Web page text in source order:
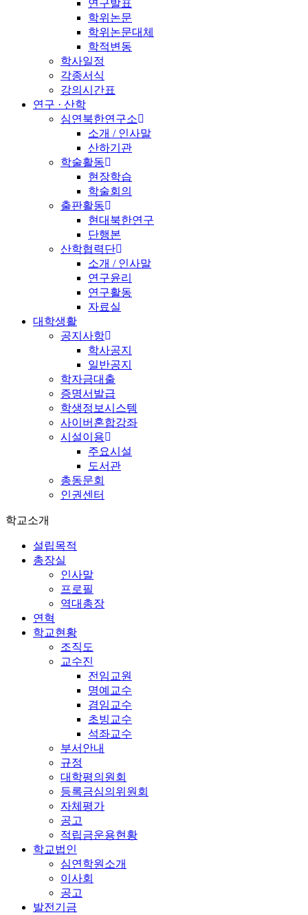
연구발표
학위논문
학위논문대체
학적변동
학사일정
각종서식
강의시간표
연구 · 산학
심연북한연구소
소개 / 인사말
산하기관
학술활동
현장학습
학술회의
출판활동
현대북한연구
단행본
산학협력단
소개 / 인사말
연구윤리
연구활동
자료실
대학생활
공지사항
학사공지
일반공지
학자금대출
증명서발급
학생정보시스템
사이버혼합강좌
시설이용
주요시설
도서관
총동문회
인권센터
학교소개
설립목적
총장실
인사말
프로필
역대총장
연혁
학교현황
조직도
교수진
전임교원
명예교수
겸임교수
초빙교수
석좌교수
부서안내
규정
대학평의원회
등록금심의위원회
자체평가
공고
적립금운용현황
학교법인
심연학원소개
이사회
공고
발전기금